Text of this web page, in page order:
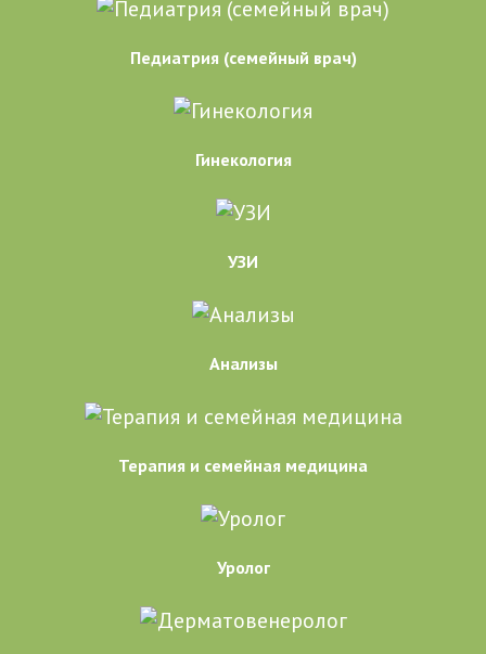
Педиатрия (семейный врач)
Гинекология
УЗИ
Анализы
Терапия и семейная медицина
Уролог